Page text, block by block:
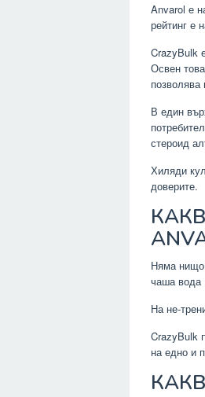
Anvarol е
рейтинг е
CrazyBulk
Освен
В един
стероид
Хиляди
доверите.
Няма нищо
чаша вода
На не-
CrazyBulk
на едно и